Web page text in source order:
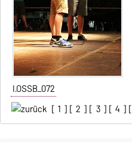
I.OSSB_072
[ 1 ] [ 2 ] [ 3 ] [ 4 ] [